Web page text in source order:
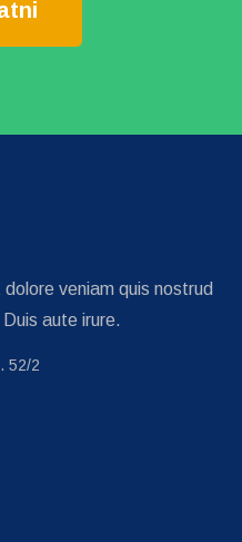
veniam quis nostrud
aute irure.
52/2